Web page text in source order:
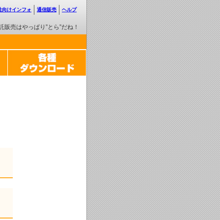
販売はやっぱり”とら”だね！
向けインフォ 通信販売 ヘルプ